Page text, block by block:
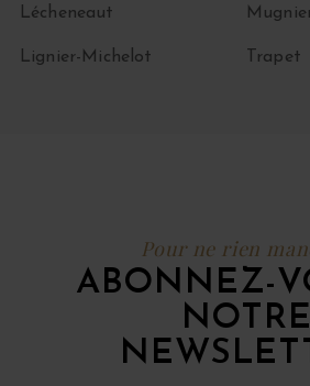
Lécheneaut
Lignier-Michelot Trapet
Pour ne rien
ABONNEZ-
NOTRE